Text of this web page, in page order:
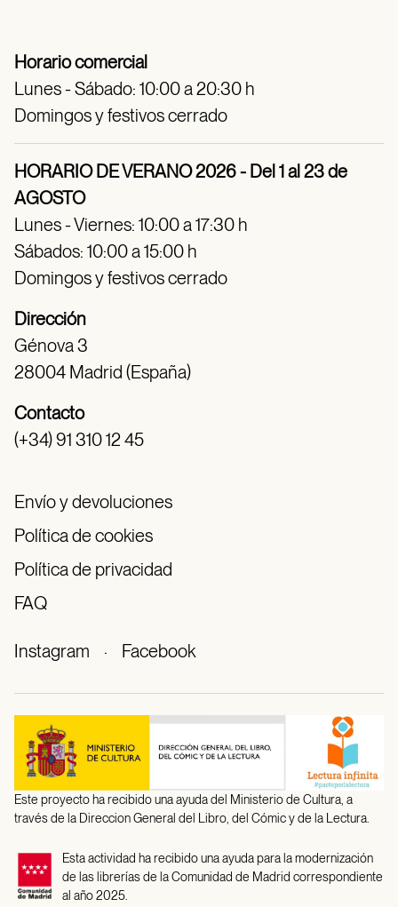
Horario comercial
Lunes - Sábado: 10:00 a 20:30 h
Domingos y festivos cerrado
HORARIO DE VERANO 2026 - Del 1 al 23 de
AGOSTO
Lunes - Viernes: 10:00 a 17:30 h
Sábados: 10:00 a 15:00 h
Domingos y festivos cerrado
Dirección
Génova 3
28004 Madrid (España)
Contacto
(+34) 91 310 12 45
Envío y devoluciones
Política de cookies
Política de privacidad
FAQ
Instagram · Facebook
Este proyecto ha recibido una ayuda del Ministerio de Cultura, a
través de la Direccion General del Libro, del Cómic y de la Lectura.
Esta actividad ha recibido una ayuda para la modernización
de las librerías de la Comunidad de Madrid correspondiente
al año 2025.